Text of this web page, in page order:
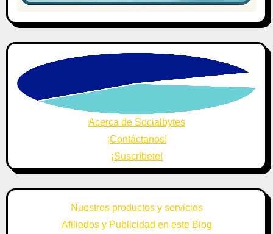
Acerca de Socialbytes
¡Contáctanos!
¡Suscríbete!
Nuestros productos y servicios
Afiliados y Publicidad en este Blog